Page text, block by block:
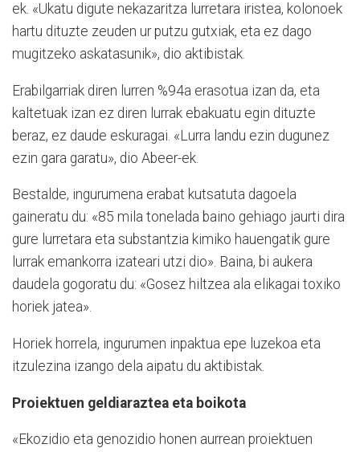
ek. «Ukatu digute nekazaritza lurretara iristea, kolonoek
hartu dituzte zeuden ur putzu gutxiak, eta ez dago
mugitzeko askatasunik», dio aktibistak.
Erabilgarriak diren lurren %94a erasotua izan da, eta
kaltetuak izan ez diren lurrak ebakuatu egin dituzte
beraz, ez daude eskuragai. «Lurra landu ezin dugunez
ezin gara garatu», dio Abeer-ek.
Bestalde, ingurumena erabat kutsatuta dagoela
gaineratu du: «85 mila tonelada baino gehiago jaurti dira
gure lurretara eta substantzia kimiko hauengatik gure
lurrak emankorra izateari utzi dio». Baina, bi aukera
daudela gogoratu du: «Gosez hiltzea ala elikagai toxiko
horiek jatea».
Horiek horrela, ingurumen inpaktua epe luzekoa eta
itzulezina izango dela aipatu du aktibistak.
Proiektuen geldiaraztea eta boikota
«Ekozidio eta genozidio honen aurrean proiektuen